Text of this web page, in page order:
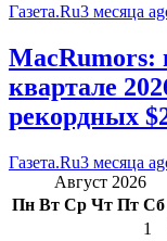
Газета.Ru3 месяца
MacRumors:
квартале
рекордных
Газета.Ru3 месяца
Август 2026
Пн Вт Ср Чт Пт Сб
1